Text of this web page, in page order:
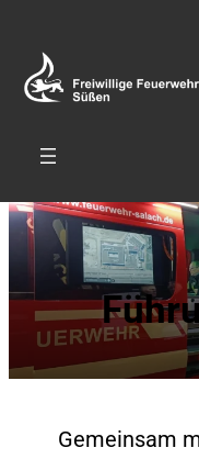
Zum
Inhalt
springen
Gemeinsam